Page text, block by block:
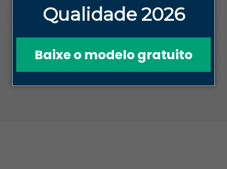
Qualidade 2026
Baixe o modelo gratuito
HOME
BLOG DA QUALIDADE EFICAZ
MESTRES DA QUALIDADE: CONHEÇA OS
MESTRES QUE MOLDARAM A EXCELÊNCIA NA
GESTÃO